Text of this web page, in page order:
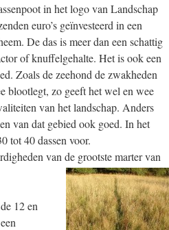
in het logo van Landschap
euro’s geïnvesteerd in een
De das is meer dan een schattig
of knuffelgehalte. Het is ook een
Zoals de zeehond de zwakheden
blootlegt, zo geeft het wel en wee
van het landschap. Anders
van dat gebied ook goed. In het
tot 40 dassen voor.
van de grootste marter van
12 en